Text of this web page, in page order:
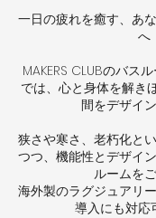
一日の疲れを癒す、あ
へ
MAKERS CLUBのバス
では、心と身体を解き
間をデザイン
狭さや寒さ、老朽化と
つつ、機能性とデザイ
ルームをご
海外製のラグジュアリ
導入にも対応